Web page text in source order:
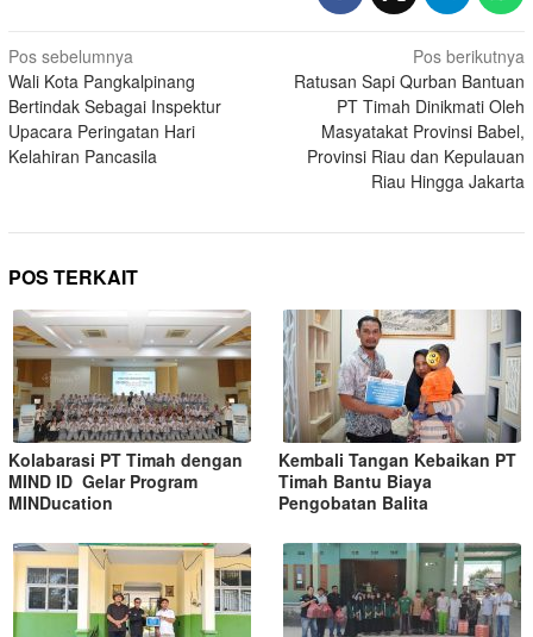
Pos sebelumnya
Wali Kota Pangkalpinang
Bertindak Sebagai Inspektur
Upacara Peringatan Hari
Kelahiran Pancasila
Pos berikutnya
Ratusan Sapi Qurban Bantuan
PT Timah Dinikmati Oleh
Masyatakat Provinsi Babel,
Provinsi Riau dan Kepulauan
Riau Hingga Jakarta
POS TERKAIT
Kolabarasi PT Timah dengan
MIND ID Gelar Program
MINDucation
Kembali Tangan Kebaikan PT
Timah Bantu Biaya
Pengobatan Balita